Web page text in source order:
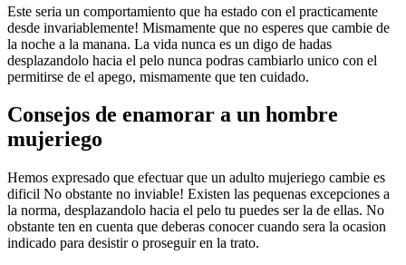
Este seri­a un comportamiento que ha estado con el practicamente
desde invariablemente! Mismamente que no esperes que cambie de
la noche a la manana. La vida nunca es un digo de hadas
desplazandolo hacia el pelo nunca podras cambiarlo unico con el
permitirse de el apego, mismamente que ten cuidado.
Consejos de enamorar a un hombre
mujeriego
Hemos expresado que efectuar que un adulto mujeriego cambie es
dificil No obstante no inviable! Existen las pequenas excepciones a
la norma, desplazandolo hacia el pelo tu puedes ser la de ellas. No
obstante ten en cuenta que deberas conocer cuando sera la ocasion
indicado para desistir o proseguir en la trato.